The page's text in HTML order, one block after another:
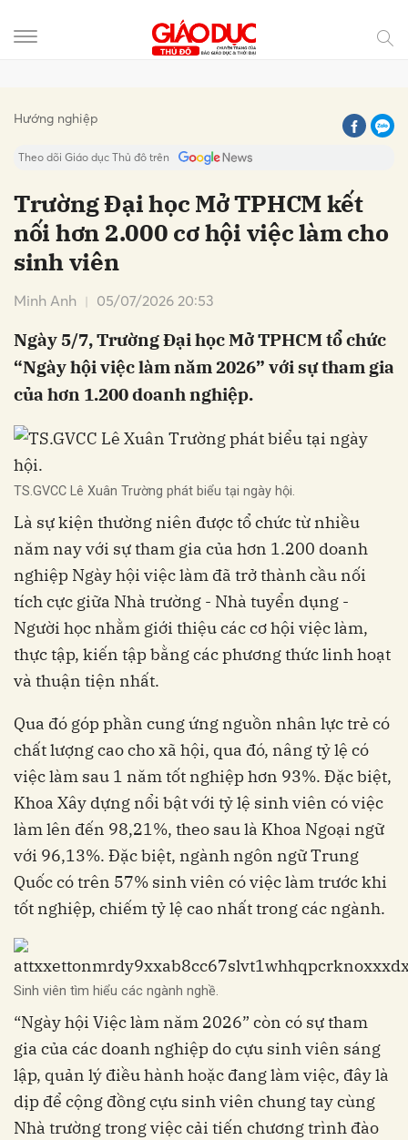
Hướng nghiệp
Theo dõi Giáo dục Thủ đô trên
Trường Đại học Mở TPHCM kết
nối hơn 2.000 cơ hội việc làm cho
sinh viên
Minh Anh 05/07/2026 20:53
Ngày 5/7, Trường Đại học Mở TPHCM tổ chức
“Ngày hội việc làm năm 2026” với sự tham gia
của hơn 1.200 doanh nghiệp.
TS.GVCC Lê Xuân Trường phát biểu tại ngày hội.
Là sự kiện thường niên được tổ chức từ nhiều
năm nay với sự tham gia của hơn 1.200 doanh
nghiệp Ngày hội việc làm đã trở thành cầu nối
tích cực giữa Nhà trường - Nhà tuyển dụng -
Người học nhằm giới thiệu các cơ hội việc làm,
thực tập, kiến tập bằng các phương thức linh hoạt
và thuận tiện nhất.
Qua đó góp phần cung ứng nguồn nhân lực trẻ có
chất lượng cao cho xã hội, qua đó, nâng tỷ lệ có
việc làm sau 1 năm tốt nghiệp hơn 93%. Đặc biệt,
Khoa Xây dựng nổi bật với tỷ lệ sinh viên có việc
làm lên đến 98,21%, theo sau là Khoa Ngoại ngữ
với 96,13%. Đặc biệt, ngành ngôn ngữ Trung
Quốc có trên 57% sinh viên có việc làm trước khi
tốt nghiệp, chiếm tỷ lệ cao nhất trong các ngành.
Sinh viên tìm hiểu các ngành nghề.
“Ngày hội Việc làm năm 2026” còn có sự tham
gia của các doanh nghiệp do cựu sinh viên sáng
lập, quản lý điều hành hoặc đang làm việc, đây là
dịp để cộng đồng cựu sinh viên chung tay cùng
Nhà trường trong việc cải tiến chương trình đào
Hủy Gửi